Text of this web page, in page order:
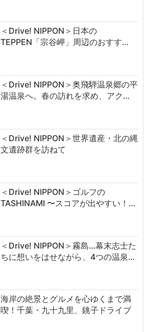
＜Drive! NIPPON＞日本の
TEPPEN「宗谷岬」周辺のおすす…
＜Drive! NIPPON＞奥飛騨温泉郷の平
湯温泉へ。春の訪れを求め、アク…
＜Drive! NIPPON＞世界遺産・北の縄
文遺跡群を訪ねて
＜Drive! NIPPON＞ゴルフの
TASHINAMI 〜スコアが出やすい！…
＜Drive! NIPPON＞霧島…幕末志士た
ちに想いをはせながら、4つの温泉…
海岸の絶景とグルメを心ゆくまで満
喫！千葉・九十九里、銚子ドライブ